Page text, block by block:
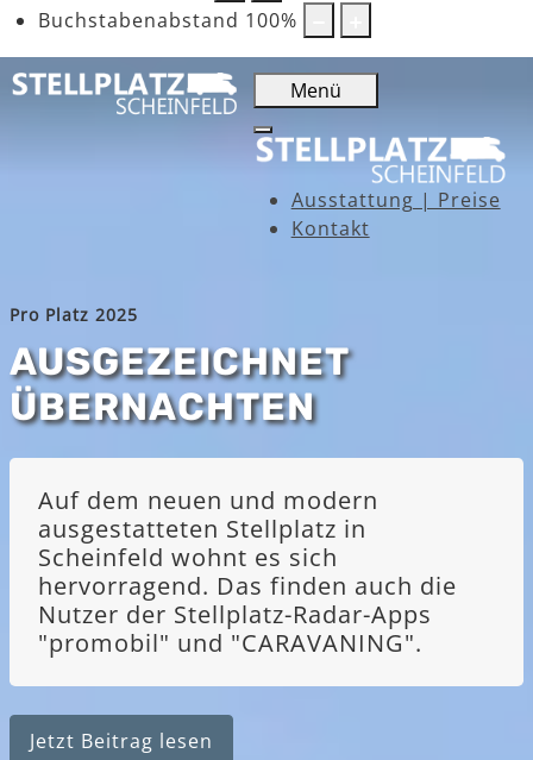
Buchstabenabstand 100%
Menü
Ausstattung | Preise
Kontakt
Pro Platz 2025
AUSGEZEICHNET
ÜBERNACHTEN
Auf dem neuen und modern
ausgestatteten Stellplatz in
Scheinfeld wohnt es sich
hervorragend. Das finden auch die
Nutzer der Stellplatz-Radar-Apps
"promobil" und "CARAVANING".
Jetzt Beitrag lesen